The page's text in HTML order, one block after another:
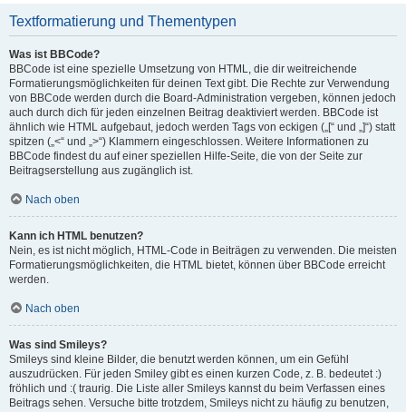
Textformatierung und Thementypen
Was ist BBCode?
BBCode ist eine spezielle Umsetzung von HTML, die dir weitreichende
Formatierungsmöglichkeiten für deinen Text gibt. Die Rechte zur Verwendung
von BBCode werden durch die Board-Administration vergeben, können jedoch
auch durch dich für jeden einzelnen Beitrag deaktiviert werden. BBCode ist
ähnlich wie HTML aufgebaut, jedoch werden Tags von eckigen („[“ und „]“) statt
spitzen („<“ und „>“) Klammern eingeschlossen. Weitere Informationen zu
BBCode findest du auf einer speziellen Hilfe-Seite, die von der Seite zur
Beitragserstellung aus zugänglich ist.
Nach oben
Kann ich HTML benutzen?
Nein, es ist nicht möglich, HTML-Code in Beiträgen zu verwenden. Die meisten
Formatierungsmöglichkeiten, die HTML bietet, können über BBCode erreicht
werden.
Nach oben
Was sind Smileys?
Smileys sind kleine Bilder, die benutzt werden können, um ein Gefühl
auszudrücken. Für jeden Smiley gibt es einen kurzen Code, z. B. bedeutet :)
fröhlich und :( traurig. Die Liste aller Smileys kannst du beim Verfassen eines
Beitrags sehen. Versuche bitte trotzdem, Smileys nicht zu häufig zu benutzen,